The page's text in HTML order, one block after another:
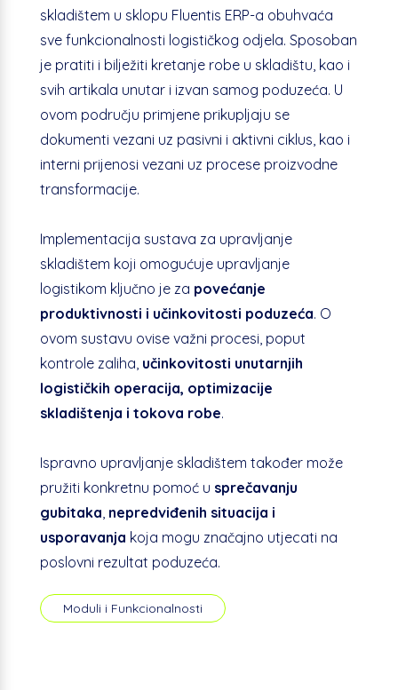
skladištem u sklopu Fluentis ERP-a obuhvaća
sve funkcionalnosti logističkog odjela. Sposoban
je pratiti i bilježiti kretanje robe u skladištu, kao i
svih artikala unutar i izvan samog poduzeća. U
ovom području primjene prikupljaju se
dokumenti vezani uz pasivni i aktivni ciklus, kao i
interni prijenosi vezani uz procese proizvodne
transformacije.
Implementacija sustava za upravljanje
skladištem koji omogućuje upravljanje
logistikom ključno je za povećanje
produktivnosti i učinkovitosti poduzeća. O
ovom sustavu ovise važni procesi, poput
kontrole zaliha, učinkovitosti unutarnjih
logističkih operacija, optimizacije
skladištenja i tokova robe.
Ispravno upravljanje skladištem također može
pružiti konkretnu pomoć u sprečavanju
gubitaka,nepredviđenih situacija i
usporavanja koja mogu značajno utjecati na
poslovni rezultat poduzeća.
Moduli i Funkcionalnosti